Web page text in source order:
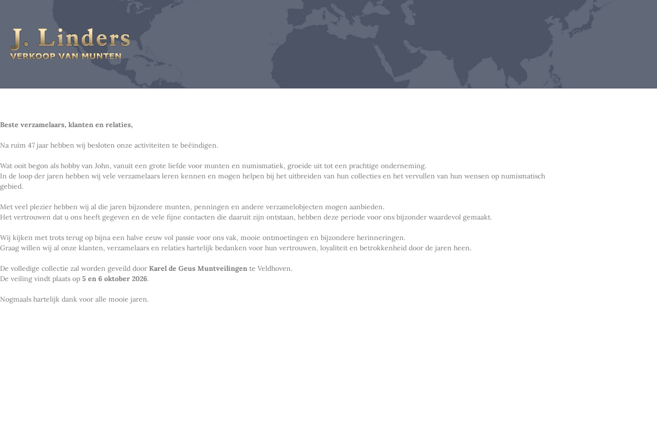
Beste verzamelaars, klanten en relaties,
Na ruim 47 jaar hebben wij besloten onze activiteiten te beëindigen.
Wat ooit begon als hobby van John, vanuit een grote liefde voor munten en numismatiek, groeide uit tot een prachtige onderneming.
In de loop der jaren hebben wij vele verzamelaars leren kennen en mogen helpen bij het uitbreiden van hun collecties en het vervullen van hun wensen op numismatisch
gebied.
Met veel plezier hebben wij al die jaren bijzondere munten, penningen en andere verzamelobjecten mogen aanbieden.
Het vertrouwen dat u ons heeft gegeven en de vele fijne contacten die daaruit zijn ontstaan, hebben deze periode voor ons bijzonder waardevol gemaakt.
Wij kijken met trots terug op bijna een halve eeuw vol passie voor ons vak, mooie ontmoetingen en bijzondere herinneringen.
Graag willen wij al onze klanten, verzamelaars en relaties hartelijk bedanken voor hun vertrouwen, loyaliteit en betrokkenheid door de jaren heen.
De volledige collectie zal worden geveild door Karel de Geus Muntveilingen te Veldhoven.
De veiling vindt plaats op 5 en 6 oktober 2026.
Nogmaals hartelijk dank voor alle mooie jaren.